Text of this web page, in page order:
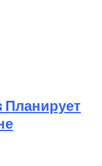
Планирует